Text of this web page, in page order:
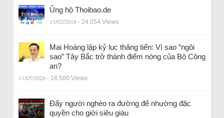
Ủng hộ Thoibao.de
15/02/2018 - 24.054 Views
Mai Hoàng lập kỷ lục thăng tiến: Vì sao “ngôi
sao” Tây Bắc trở thành điểm nóng của Bộ Công
an?
11/05/2026 - 18.500 Views
Đẩy người nghèo ra đường để nhường đặc
quyền cho giới siêu giàu